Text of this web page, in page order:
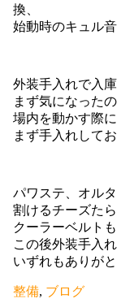
換、
始動時のキュル
外装手入れで入
まず気になった
場内を動かす際
まず手入れして
パワステ、オル
割けるチーズた
クーラーベルト
この後外装手入
いずれもありが
整備, ブログ